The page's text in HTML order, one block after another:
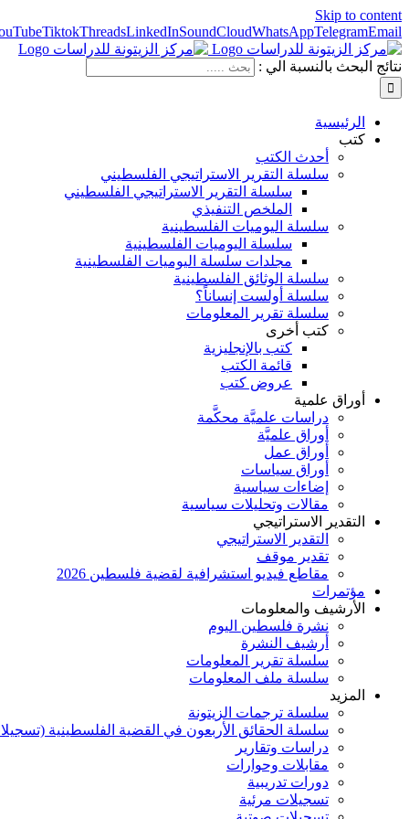
Skip to content
TiktokThreadsLinkedInSoundCloudWhatsAppTelegramEmail
نتائج البحث بالنسبة الي :
الرئيسية
كتب
أحدث الكتب
سلسلة التقرير الاستراتيجي الفلسطيني
سلسلة التقرير الاستراتيجي الفلسطيني
الملخص التنفيذي
سلسلة اليوميات الفلسطينية
سلسلة اليوميات الفلسطينية
مجلدات سلسلة اليوميات الفلسطينية
سلسلة الوثائق الفلسطينية
سلسلة أولست إنساناً؟
سلسلة تقرير المعلومات
كتب أخرى
كتب بالإنجليزية
قائمة الكتب
عروض كتب
أوراق علمية
دراسات علميَّة محكَّمة
أوراق علميَّة
أوراق عمل
أوراق سياسات
إضاءات سياسية
مقالات وتحليلات سياسية
التقدير الاستراتيجي
التقدير الاستراتيجي
تقدير موقف
مقاطع فيديو استشرافية لقضية فلسطين 2026
مؤتمرات
الأرشيف والمعلومات
نشرة فلسطين اليوم
أرشيف النشرة
سلسلة تقرير المعلومات
سلسلة ملف المعلومات
المزيد
سلسلة ترجمات الزيتونة
سلسلة الحقائق الأربعون في القضية الفلسطينية
دراسات وتقارير
مقابلات وحوارات
دورات تدريبية
تسجيلات مرئية